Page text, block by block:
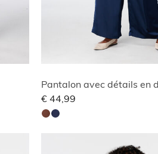
€ 44,99